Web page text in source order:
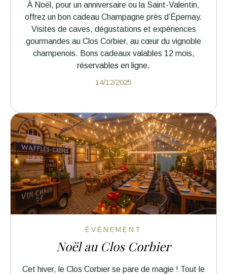
À Noël, pour un anniversaire ou la Saint-Valentin,
offrez un bon cadeau Champagne près d’Épernay.
Visites de caves, dégustations et expériences
gourmandes au Clos Corbier, au cœur du vignoble
champenois. Bons cadeaux valables 12 mois,
réservables en ligne.
14/12/2025
ÉVÉNEMENT
Noël au Clos Corbier
Cet hiver, le Clos Corbier se pare de magie ! Tout le